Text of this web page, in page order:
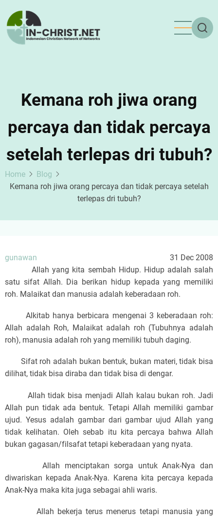
main
content
Kemana roh jiwa orang
percaya dan tidak percaya
setelah terlepas dri tubuh?
Home
Blog
Kemana roh jiwa orang percaya dan tidak percaya setelah
terlepas dri tubuh?
gunawan
31 Dec 2008
Allah yang kita sembah Hidup. Hidup adalah salah
satu sifat Allah. Dia berikan hidup kepada yang memiliki
roh. Malaikat dan manusia adalah keberadaan roh.
Alkitab hanya berbicara mengenai 3 keberadaan roh:
Allah adalah Roh, Malaikat adalah roh (Tubuhnya adalah
roh), manusia adalah roh yang memiliki tubuh daging.
Sifat roh adalah bukan bentuk, bukan materi, tidak bisa
dilihat, tidak bisa diraba dan tidak bisa di dengar.
Allah tidak bisa menjadi Allah kalau bukan roh. Jadi
Allah pun tidak ada bentuk. Tetapi Allah memiliki gambar
ujud. Yesus adalah gambar dari gambar ujud Allah yang
tidak kelihatan. Oleh sebab itu kita percaya bahwa Allah
bukan gagasan/filsafat tetapi keberadaan yang nyata.
Allah menciptakan sorga untuk Anak-Nya dan
diwariskan kepada Anak-Nya. Karena kita percaya kepada
Anak-Nya maka kita juga sebagai ahli waris.
Allah bekerja terus menerus tetapi manusia yang